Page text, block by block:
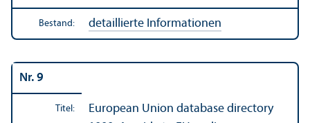
Bestand: detaillierte Informationen
Nr. 9
Titel:
European Union database directory